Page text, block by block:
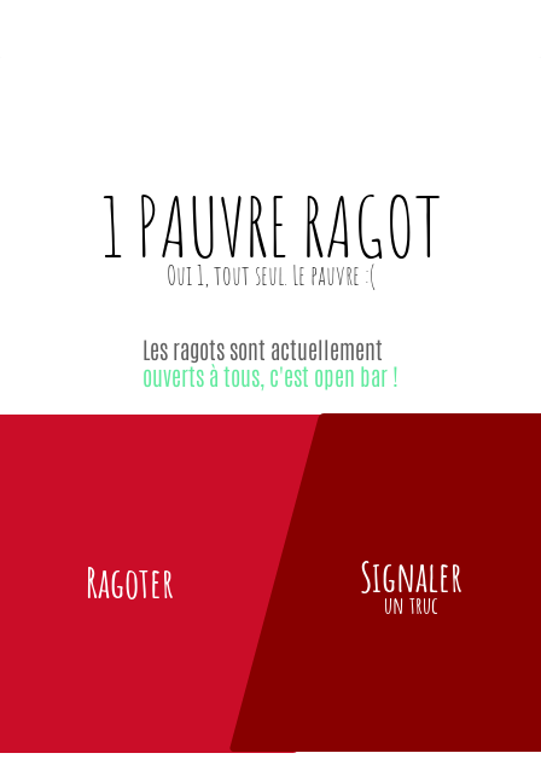
1 PAUVRE RAGOT
Ragoter
Les ragots sont actuellement
ouverts à tous, c'est open bar !
Signaler
un truc